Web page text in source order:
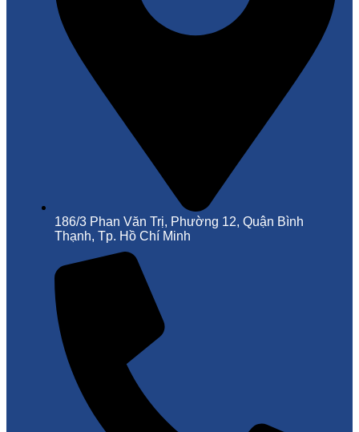
186/3 Phan Văn Trị, Phường 12, Quận Bình
Thạnh, Tp. Hồ Chí Minh